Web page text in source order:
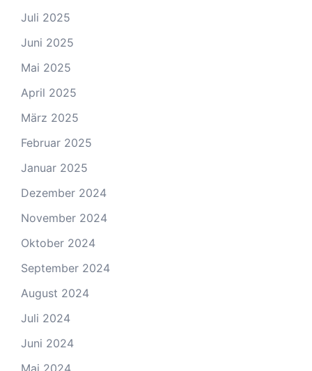
Juli 2025
Juni 2025
Mai 2025
April 2025
März 2025
Februar 2025
Januar 2025
Dezember 2024
November 2024
Oktober 2024
September 2024
August 2024
Juli 2024
Juni 2024
Mai 2024